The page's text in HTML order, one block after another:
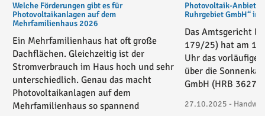
Welche Förderungen gibt es für
Photovoltaikanlagen auf dem
Mehrfamilienhaus 2026
Ein Mehrfamilienhaus hat oft große
Dachflächen. Gleichzeitig ist der
Stromverbrauch im Haus hoch und sehr
unterschiedlich. Genau das macht
Photovoltaikanlagen auf dem
Mehrfamilienhaus so spannend
Photovoltaik-Anbieter
Ruhrgebiet GmbH“ in
Das Amtsgericht
179/25) hat am
Uhr das vorläufige
über die
GmbH (HRB
27.10.2025 -